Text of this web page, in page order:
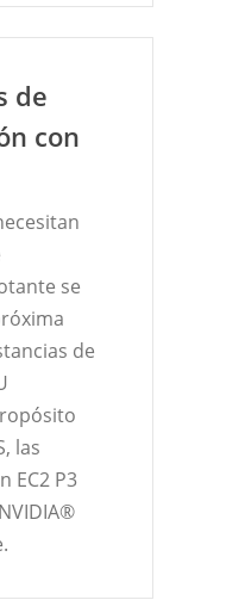
de
con
se
de
las
EC2 P3